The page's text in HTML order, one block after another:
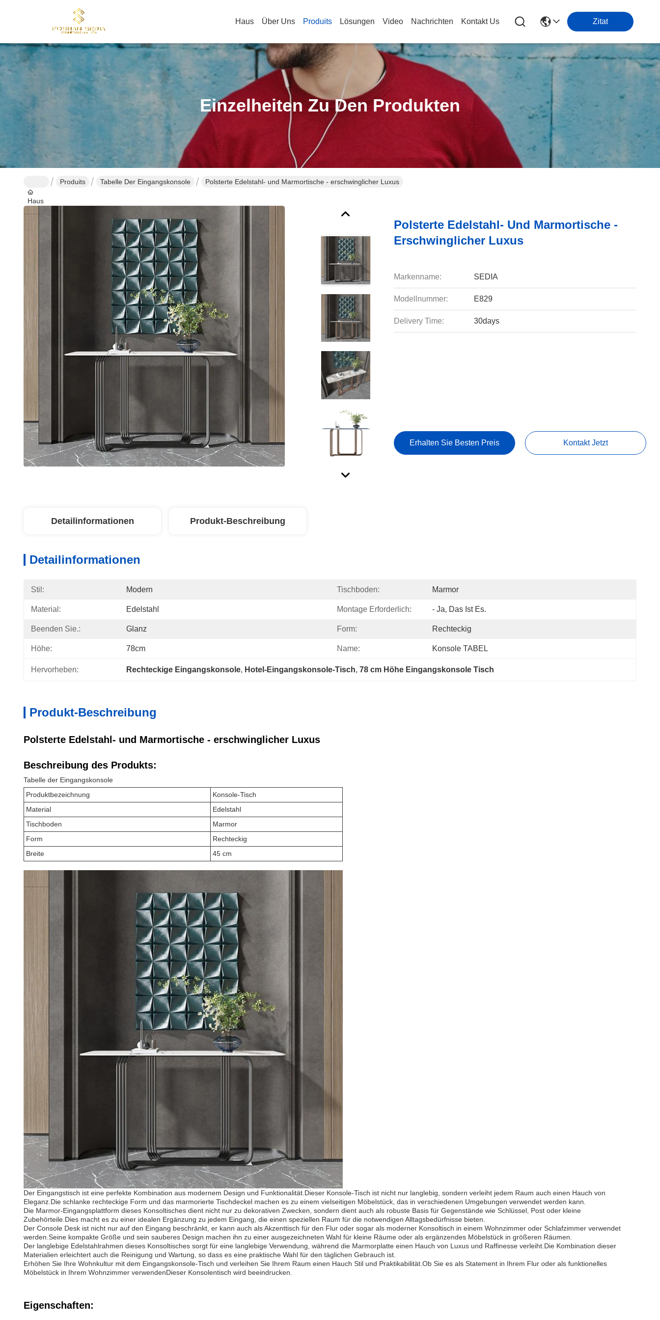
Haus Über Uns Produits Lösungen Video Nachrichten Kontakt Us Zitat
Einzelheiten Zu Den Produkten
Haus
Produits Tabelle Der Eingangskonsole Polsterte Edelstahl- und Marmortische - erschwinglicher Luxus
Polsterte Edelstahl- Und Marmortische -
Erschwinglicher Luxus
Markenname: SEDIA
Modellnummer: E829
Delivery Time: 30days
Erhalten Sie Besten Preis Kontakt Jetzt
Detailinformationen Produkt-Beschreibung
Detailinformationen
Stil: Modern Tischboden: Marmor
Material: Edelstahl Montage Erforderlich: - Ja, Das Ist Es.
Beenden Sie.: Glanz Form: Rechteckig
Höhe: 78cm Name: Konsole TABEL
Hervorheben: Rechteckige Eingangskonsole, Hotel-Eingangskonsole-Tisch, 78 cm Höhe Eingangskonsole Tisch
Produkt-Beschreibung
Polsterte Edelstahl- und Marmortische - erschwinglicher Luxus
Beschreibung des Produkts:
Tabelle der Eingangskonsole
Produktbezeichnung
Konsole-Tisch
Material
Edelstahl
Tischboden
Marmor
Form
Rechteckig
Breite
45 cm
Der Eingangstisch ist eine perfekte Kombination aus modernem Design und Funktionalität.Dieser Konsole-Tisch ist nicht nur langlebig, sondern verleiht jedem Raum auch einen Hauch von
Eleganz.Die schlanke rechteckige Form und das marmorierte Tischdeckel machen es zu einem vielseitigen Möbelstück, das in verschiedenen Umgebungen verwendet werden kann.
Die Marmor-Eingangsplattform dieses Konsoltisches dient nicht nur zu dekorativen Zwecken, sondern dient auch als robuste Basis für Gegenstände wie Schlüssel, Post oder kleine
Zubehörteile.Dies macht es zu einer idealen Ergänzung zu jedem Eingang, die einen speziellen Raum für die notwendigen Alltagsbedürfnisse bieten.
Der Console Desk ist nicht nur auf den Eingang beschränkt, er kann auch als Akzenttisch für den Flur oder sogar als moderner Konsoltisch in einem Wohnzimmer oder Schlafzimmer verwendet
werden.Seine kompakte Größe und sein sauberes Design machen ihn zu einer ausgezeichneten Wahl für kleine Räume oder als ergänzendes Möbelstück in größeren Räumen.
Der langlebige Edelstahlrahmen dieses Konsoltisches sorgt für eine langlebige Verwendung, während die Marmorplatte einen Hauch von Luxus und Raffinesse verleiht.Die Kombination dieser
Materialien erleichtert auch die Reinigung und Wartung, so dass es eine praktische Wahl für den täglichen Gebrauch ist.
Erhöhen Sie Ihre Wohnkultur mit dem Eingangskonsole-Tisch und verleihen Sie Ihrem Raum einen Hauch Stil und Praktikabilität.Ob Sie es als Statement in Ihrem Flur oder als funktionelles
Möbelstück in Ihrem Wohnzimmer verwendenDieser Konsolentisch wird beeindrucken.
Eigenschaften: